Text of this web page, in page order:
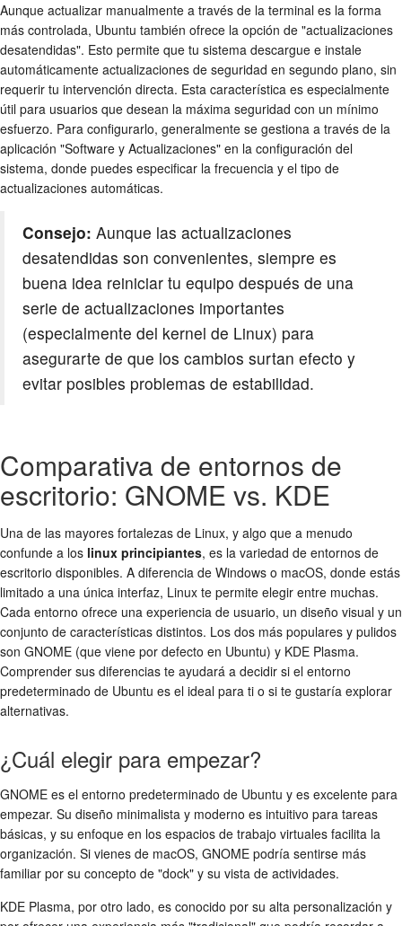
Aunque actualizar manualmente a través de la terminal es la forma
más controlada, Ubuntu también ofrece la opción de "actualizaciones
desatendidas". Esto permite que tu sistema descargue e instale
automáticamente actualizaciones de seguridad en segundo plano, sin
requerir tu intervención directa. Esta característica es especialmente
útil para usuarios que desean la máxima seguridad con un mínimo
esfuerzo. Para configurarlo, generalmente se gestiona a través de la
aplicación "Software y Actualizaciones" en la configuración del
sistema, donde puedes especificar la frecuencia y el tipo de
actualizaciones automáticas.
Consejo: Aunque las actualizaciones
desatendidas son convenientes, siempre es
buena idea reiniciar tu equipo después de una
serie de actualizaciones importantes
(especialmente del kernel de Linux) para
asegurarte de que los cambios surtan efecto y
evitar posibles problemas de estabilidad.
Comparativa de entornos de
escritorio: GNOME vs. KDE
Una de las mayores fortalezas de Linux, y algo que a menudo
confunde a los linux principiantes, es la variedad de entornos de
escritorio disponibles. A diferencia de Windows o macOS, donde estás
limitado a una única interfaz, Linux te permite elegir entre muchas.
Cada entorno ofrece una experiencia de usuario, un diseño visual y un
conjunto de características distintos. Los dos más populares y pulidos
son GNOME (que viene por defecto en Ubuntu) y KDE Plasma.
Comprender sus diferencias te ayudará a decidir si el entorno
predeterminado de Ubuntu es el ideal para ti o si te gustaría explorar
alternativas.
¿Cuál elegir para empezar?
GNOME es el entorno predeterminado de Ubuntu y es excelente para
empezar. Su diseño minimalista y moderno es intuitivo para tareas
básicas, y su enfoque en los espacios de trabajo virtuales facilita la
organización. Si vienes de macOS, GNOME podría sentirse más
familiar por su concepto de "dock" y su vista de actividades.
KDE Plasma, por otro lado, es conocido por su alta personalización y